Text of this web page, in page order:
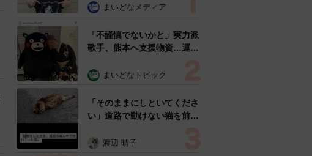
雰囲気が」「宝塚に入れそ
まいどなメディア
「不謹慎でないかと」実力派
歌手、熊本へ支援物資…運搬
めらい 「痛いほど伝わる」
まいどなトピック
「そのままにしといてくださ
い」道路で動けない猫を前に
ようとした4日間 「命の重
渡辺 晴子